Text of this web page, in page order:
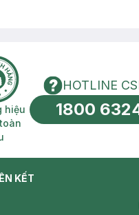
hiệu uy tín toàn
hiệu
HOTLINE
1800
KẾT